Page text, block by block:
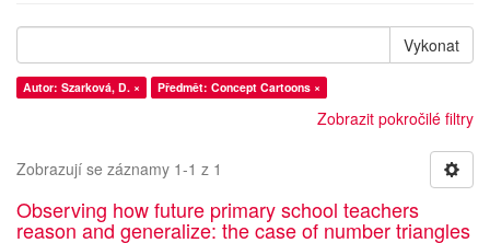
Vykonat
Autor: Szarková, D. × Předmět: Concept Cartoons ×
Zobrazit pokročilé filtry
Zobrazují se záznamy 1-1 z 1
Observing how future primary school teachers
reason and generalize: the case of number triangles